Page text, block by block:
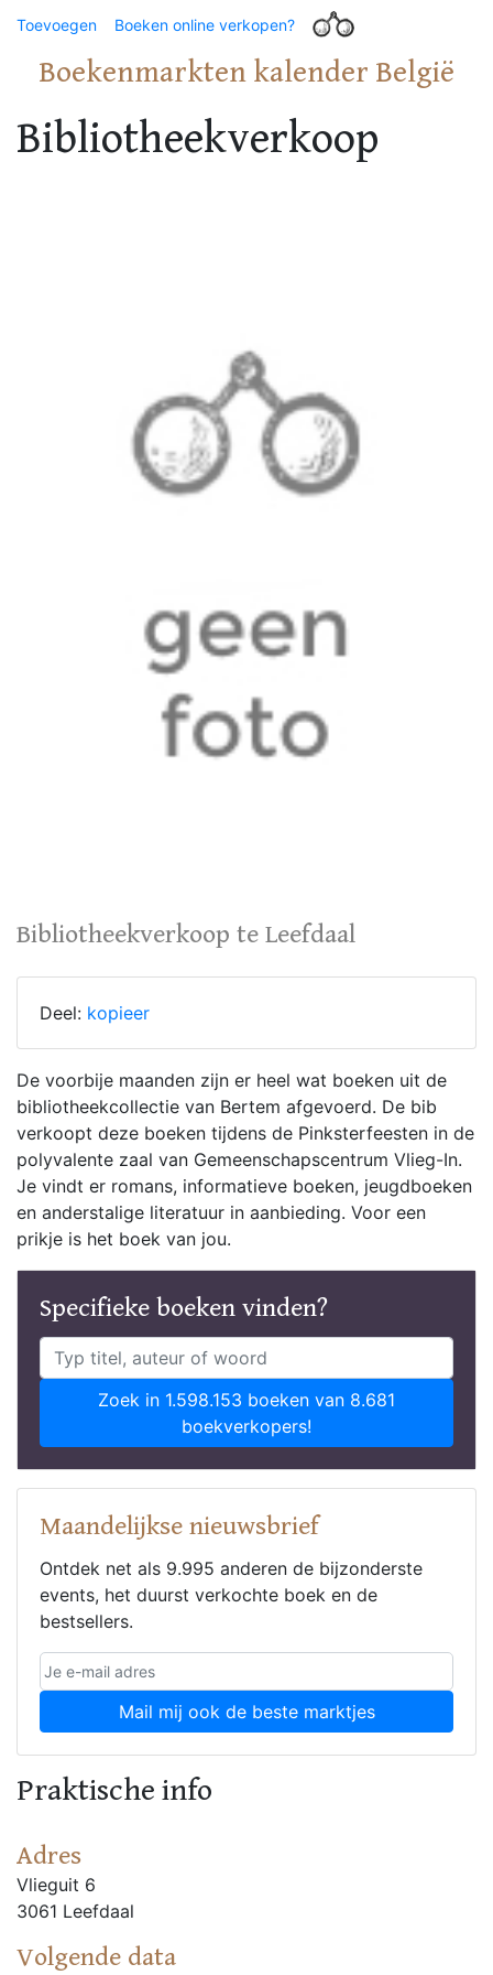
Toevoegen Boeken online verkopen?
Boekenmarkten kalender België
Bibliotheekverkoop
Bibliotheekverkoop te Leefdaal
Deel: kopieer
De voorbije maanden zijn er heel wat boeken uit de
bibliotheekcollectie van Bertem afgevoerd. De bib
verkoopt deze boeken tijdens de Pinksterfeesten in de
polyvalente zaal van Gemeenschapscentrum Vlieg-In.
Je vindt er romans, informatieve boeken, jeugdboeken
en anderstalige literatuur in aanbieding. Voor een
prikje is het boek van jou.
Specifieke boeken vinden?
Zoek in 1.598.153 boeken van 8.681
boekverkopers!
Maandelijkse nieuwsbrief
Ontdek net als 9.995 anderen de bijzonderste
events, het duurst verkochte boek en de
bestsellers.
Mail mij ook de beste marktjes
Praktische info
Adres
Vlieguit 6
3061 Leefdaal
Volgende data